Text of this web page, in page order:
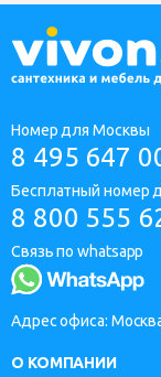
Номер для Москвы
8 495 647
Бесплатный номер
8 800 555
Связь по whatsapp
Адрес офиса:
О КОМПАНИИ